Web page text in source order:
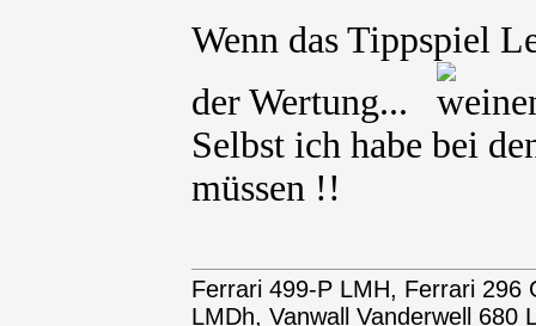
Wenn das Tippspiel
der Wertung...
Selbst ich habe bei
müssen !!
Ferrari 499-P LMH, Ferrari 296
LMDh, Vanwall Vanderwell